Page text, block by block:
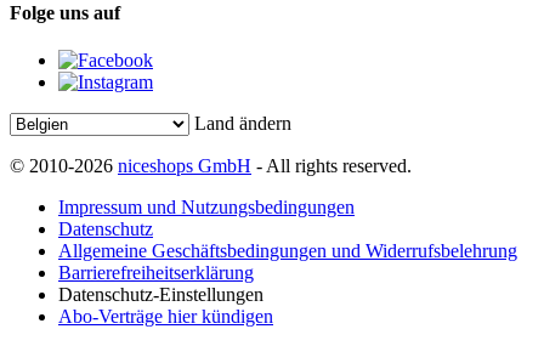
Folge uns auf
Land ändern
© 2010-2026 niceshops GmbH - All rights reserved.
Impressum und Nutzungsbedingungen
Datenschutz
Allgemeine Geschäftsbedingungen und Widerrufsbelehrung
Barrierefreiheitserklärung
Datenschutz-Einstellungen
Abo-Verträge hier kündigen